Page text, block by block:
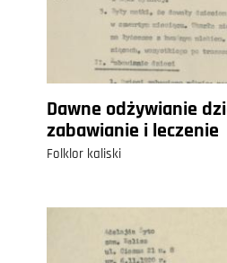
Dawne odżywianie
zabawianie i leczenie
Folklor kaliski